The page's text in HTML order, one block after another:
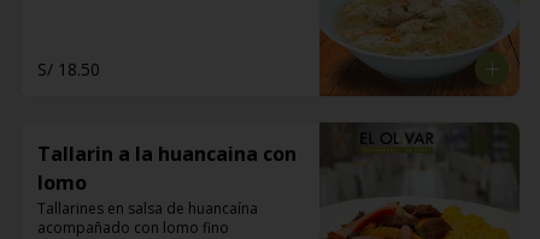
S/ 18.50
Tallarin a la huancaina con
lomo
Tallarines en salsa de huancaína
acompañado con lomo fino